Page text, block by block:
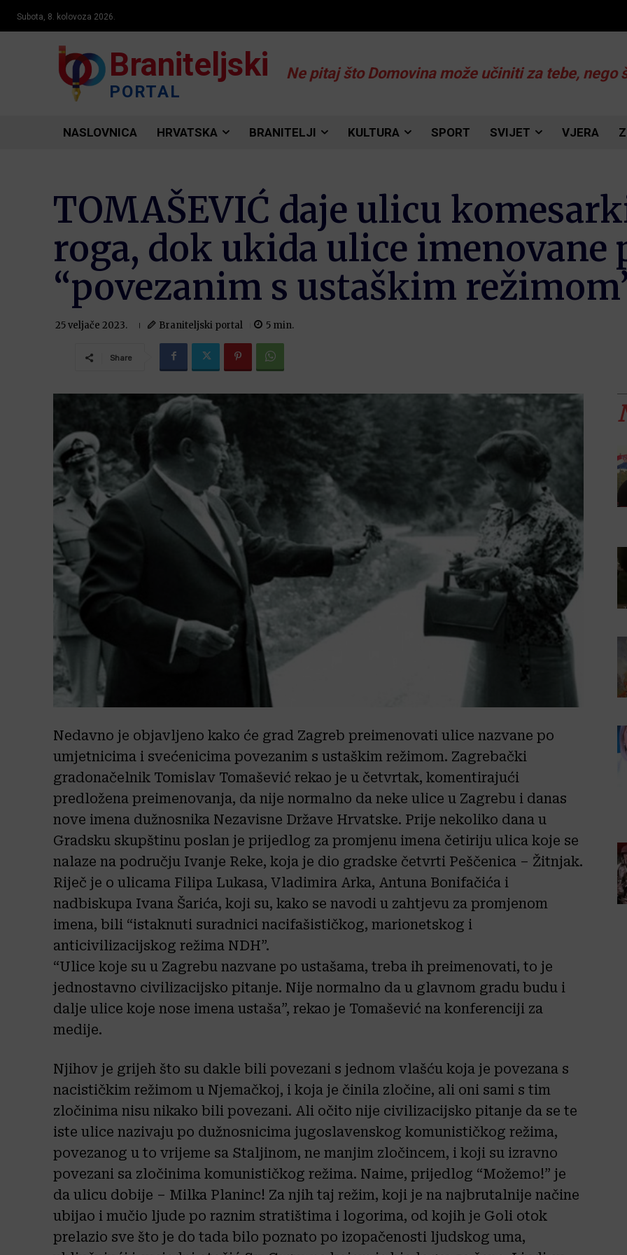
Subota, 8. kolovoza 2026.
Braniteljski
PORTAL
Ne pitaj što Domovina može učiniti za tebe, nego
NASLOVNICA HRVATSKA BRANITELJI KULTURA SPORT SVIJET VJERA
TOMAŠEVIĆ daje ulicu
roga, dok ukida ulice
“povezanim s ustaškim
25 veljače 2023. Braniteljski portal 5 min.
Share
Nedavno je objavljeno kako će grad Zagreb preimenovati ulice nazvane po
umjetnicima i svećenicima povezanim s ustaškim režimom. Zagrebački
gradonačelnik Tomislav Tomašević rekao je u četvrtak, komentirajući
predložena preimenovanja, da nije normalno da neke ulice u Zagrebu i danas
nove imena dužnosnika Nezavisne Države Hrvatske. Prije nekoliko dana u
Gradsku skupštinu poslan je prijedlog za promjenu imena četiriju ulica koje se
nalaze na području Ivanje Reke, koja je dio gradske četvrti Peščenica – Žitnjak.
Riječ je o ulicama Filipa Lukasa, Vladimira Arka, Antuna Bonifačića i
nadbiskupa Ivana Šarića, koji su, kako se navodi u zahtjevu za promjenom
imena, bili “istaknuti suradnici nacifašističkog, marionetskog i
anticivilizacijskog režima NDH”.
“Ulice koje su u Zagrebu nazvane po ustašama, treba ih preimenovati, to je
jednostavno civilizacijsko pitanje. Nije normalno da u glavnom gradu budu i
dalje ulice koje nose imena ustaša”, rekao je Tomašević na konferenciji za
medije.
Njihov je grijeh što su dakle bili povezani s jednom vlašću koja je povezana s
nacističkim režimom u Njemačkoj, i koja je činila zločine, ali oni sami s tim
zločinima nisu nikako bili povezani. Ali očito nije civilizacijsko pitanje da se te
iste ulice nazivaju po dužnosnicima jugoslavenskog komunističkog režima,
povezanog u to vrijeme sa Staljinom, ne manjim zločincem, i koji su izravno
povezani sa zločinima komunističkog režima. Naime, prijedlog “Možemo!” je
da ulicu dobije – Milka Planinc! Za njih taj režim, koji je na najbrutalnije načine
ubijao i mučio ljude po raznim stratištima i logorima, od kojih je Goli otok
prelazio sve što je do tada bilo poznato po izopačenosti ljudskog uma,